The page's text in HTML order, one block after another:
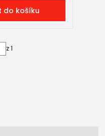
tvarovky
do košíku
z 1